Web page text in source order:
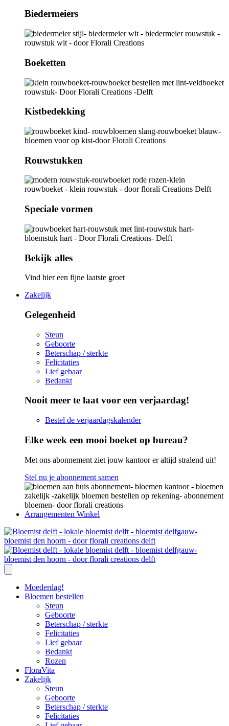
Biedermeiers
Boeketten
Kistbedekking
Rouwstukken
Speciale vormen
Bekijk alles
Vind hier een fijne laatste groet
Zakelijk
Gelegenheid
Steun
Geboorte
Beterschap / sterkte
Felicitaties
Lief gebaar
Bedankt
Nooit meer te laat voor een verjaardag!
Bestel de verjaardagskalender
Elke week een mooi boeket op bureau?
Met ons abonnement ziet jouw kantoor er altijd stralend uit!
Stel nu je abonnement samen
Arrangementen Winkel
Moederdag!
Bloemen bestellen
Steun
Geboorte
Beterschap / sterkte
Felicitaties
Lief gebaar
Bedankt
Rozen
FloraVita
Zakelijk
Steun
Geboorte
Beterschap / sterkte
Felicitaties